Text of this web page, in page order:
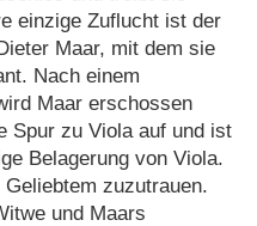
einzige Zuflucht ist der
Maar, mit dem sie
Nach einem
Maar erschossen
Spur zu Viola auf und ist
Belagerung von Viola.
zuzutrauen.
und Maars